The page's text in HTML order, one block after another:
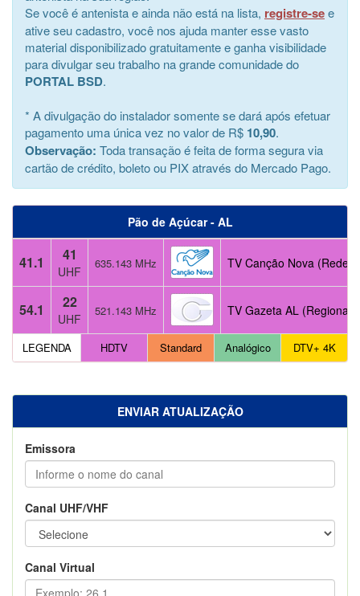
Se você é antenista e ainda não está na lista, registre-see
ative seu cadastro, você nos ajuda manter esse vasto
material disponibilizado gratuitamente e ganha visibilidade
para divulgar seu trabalho na grande comunidade do
PORTAL BSD.
* A divulgação do instalador somente se dará após efetuar
pagamento uma única vez no valor de R$ 10,90.
Observação: Toda transação é feita de forma segura via
cartão de crédito, boleto ou PIX através do Mercado Pago.
Pão de Açúcar - AL
41.1 41
UHF
635.143 MHz TV Canção Nova (Rede)
54.1 22
UHF
521.143 MHz TV Gazeta AL (Regional)
LEGENDA HDTV Standard Analógico DTV+ 4K
ENVIAR ATUALIZAÇÃO
Emissora
Canal UHF/VHF
Canal Virtual